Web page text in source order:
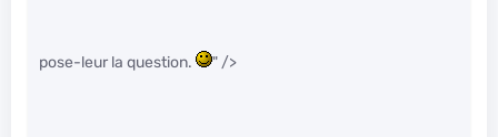
pose-leur la question. " />